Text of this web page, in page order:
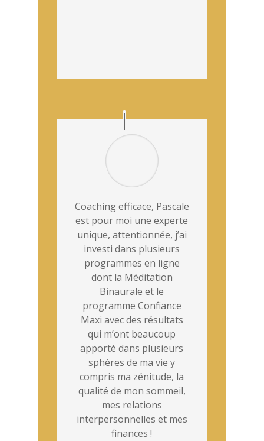
Coaching efficace, Pascale
est pour moi une experte
unique, attentionnée, j’ai
investi dans plusieurs
programmes en ligne
dont la Méditation
Binaurale et le
programme Confiance
Maxi avec des résultats
qui m’ont beaucoup
apporté dans plusieurs
sphères de ma vie y
compris ma zénitude, la
qualité de mon sommeil,
mes relations
interpersonnelles et mes
finances !